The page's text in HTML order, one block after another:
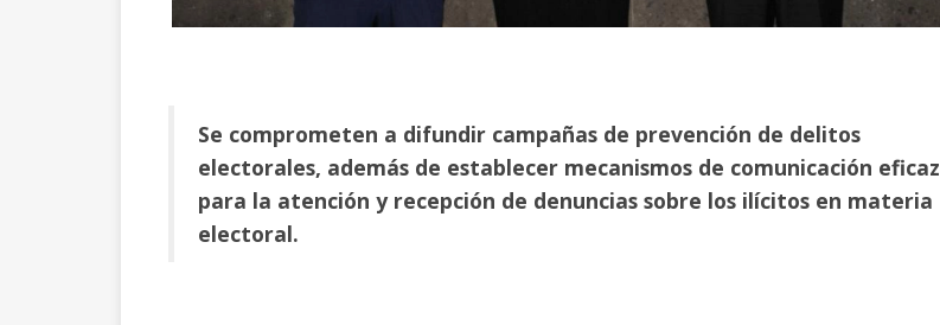
Se comprometen a difundir campañas de prevención de delitos
electorales, además de establecer mecanismos de comunicación eficaz
para la atención y recepción de denuncias sobre los ilícitos en materia
electoral.